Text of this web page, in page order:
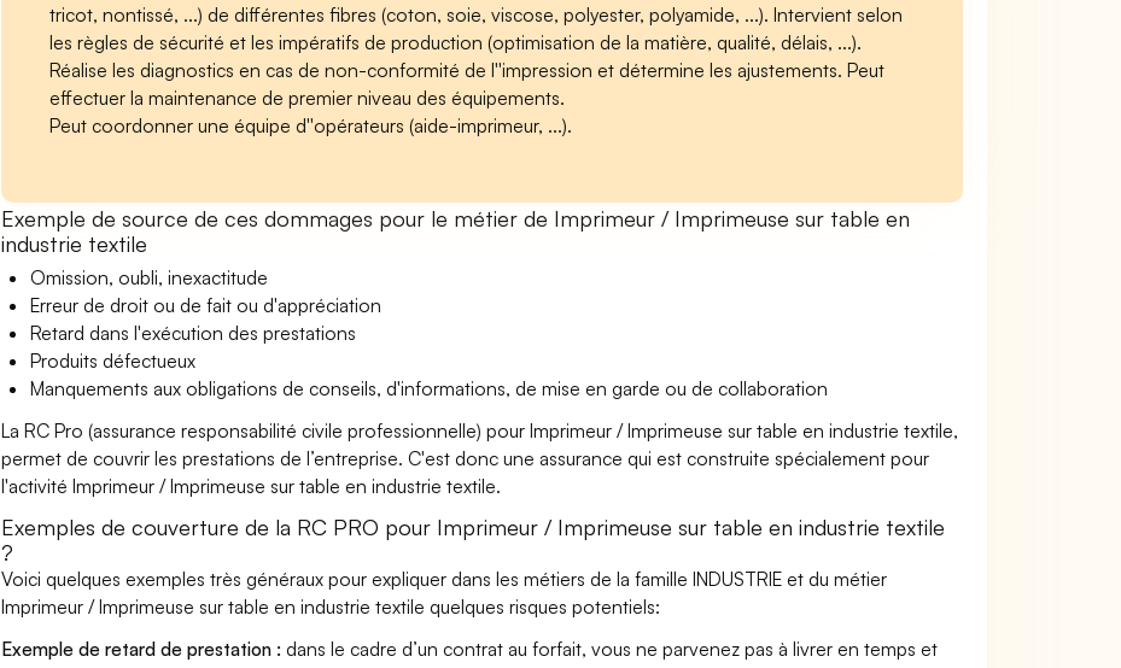
tricot, nontissé, ...) de différentes fibres (coton, soie, viscose, polyester, polyamide, ...). Intervient selon
les règles de sécurité et les impératifs de production (optimisation de la matière, qualité, délais, ...).
Réalise les diagnostics en cas de non-conformité de l''impression et détermine les ajustements. Peut
effectuer la maintenance de premier niveau des équipements.
Peut coordonner une équipe d''opérateurs (aide-imprimeur, ...).
Exemple de source de ces dommages pour le métier de Imprimeur / Imprimeuse sur table en
industrie textile
Omission, oubli, inexactitude
Erreur de droit ou de fait ou d'appréciation
Retard dans l'exécution des prestations
Produits défectueux
Manquements aux obligations de conseils, d'informations, de mise en garde ou de collaboration
La RC Pro (assurance responsabilité civile professionnelle) pour Imprimeur / Imprimeuse sur table en industrie textile,
permet de couvrir les prestations de l’entreprise. C'est donc une assurance qui est construite spécialement pour
l'activité Imprimeur / Imprimeuse sur table en industrie textile.
Exemples de couverture de la RC PRO pour Imprimeur / Imprimeuse sur table en industrie textile
?
Voici quelques exemples très généraux pour expliquer dans les métiers de la famille INDUSTRIE et du métier
Imprimeur / Imprimeuse sur table en industrie textile quelques risques potentiels:
Exemple de retard de prestation : dans le cadre d’un contrat au forfait, vous ne parvenez pas à livrer en temps et